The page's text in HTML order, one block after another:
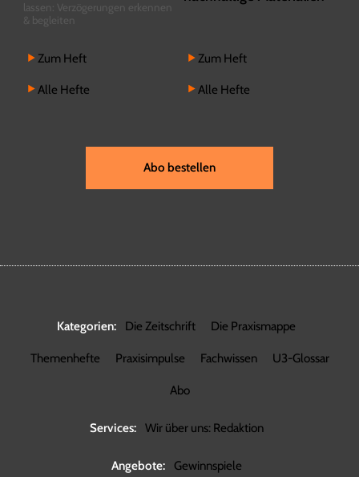
lassen: Verzögerungen erkennen
& begleiten
Zum Heft
Alle Hefte
Zum Heft
Alle Hefte
Abo bestellen
Kategorien: Die Zeitschrift Die Praxismappe
Themenhefte Praxisimpulse Fachwissen U3-Glossar
Abo
Services: Wir über uns: Redaktion
Angebote: Gewinnspiele